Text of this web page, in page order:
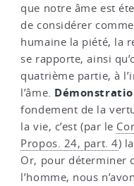
que notre âme est
de considérer
humaine la piété, la
se rapporte, ainsi
quatrième partie, à
l’âme.
fondement de la
la vie, c’est (par le
Propos. 24, part. 4)
Or, pour déterminer
l’homme, nous